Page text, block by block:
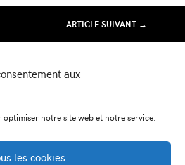
aux
notre site web et notre service.
les cookies
ARTICLE SUIVANT →
Association Juste Ici
25000 Besançon
-Instagram-Viméo